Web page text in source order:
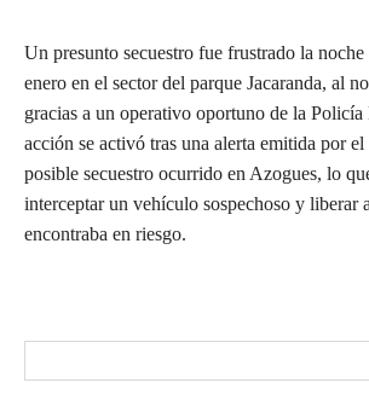
Un presunto secuestro fue frustrado la
enero en el sector del parque Jacaranda, al
gracias a un operativo oportuno de la
acción se activó tras una alerta emitida por
posible secuestro ocurrido en Azogues, lo
interceptar un vehículo sospechoso y liberar
encontraba en riesgo.